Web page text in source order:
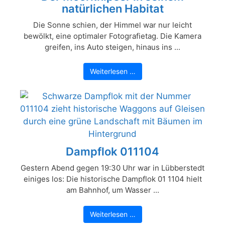
natürlichen Habitat
Die Sonne schien, der Himmel war nur leicht
bewölkt, eine optimaler Fotografietag. Die Kamera
greifen, ins Auto steigen, hinaus ins ...
Weiterlesen …
Dampflok 011104
Gestern Abend gegen 19:30 Uhr war in Lübberstedt
einiges los: Die historische Dampflok 01 1104 hielt
am Bahnhof, um Wasser ...
Weiterlesen …